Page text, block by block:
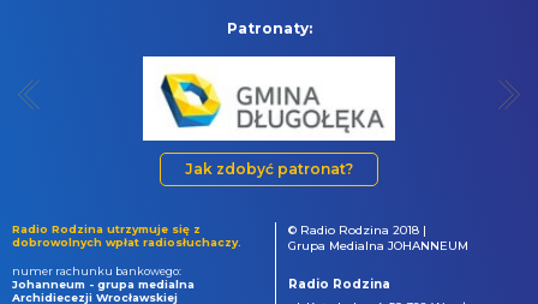
Patronaty:
Jak zdobyć patronat?
Radio Rodzina utrzymuje się z
dobrowolnych wpłat radiosłuchaczy.
numer rachunku bankowego:
Johanneum - grupa medialna
Archidiecezji Wrocławskiej
© Radio Rodzina 2018 |
Grupa Medialna JOHANNEUM
Radio Rodzina